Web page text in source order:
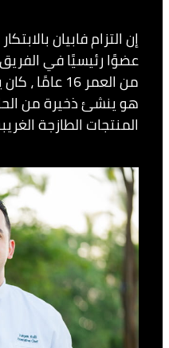
إن التزام فابيان
عضوًا رئيسيًا في
من العمر 16
هو ينشئ ذخيرة من
المنتجات الطازجة